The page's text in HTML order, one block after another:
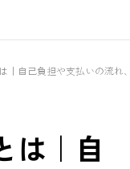
｜自己負担や支払いの流れ
は｜自